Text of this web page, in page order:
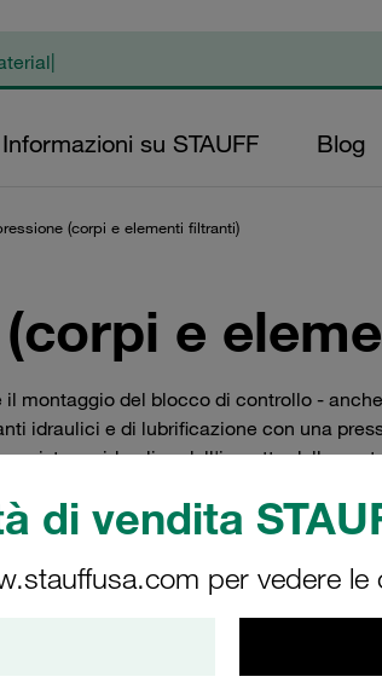
di vendita
per vedere le
Informazioni su STAUFF Blog
(corpi e elementi filtranti)
e
il montaggio del blocco di controllo -
idraulici e di lubrificazione con una
sistema idraulico dall'impatto della
direttamente a monte di questi